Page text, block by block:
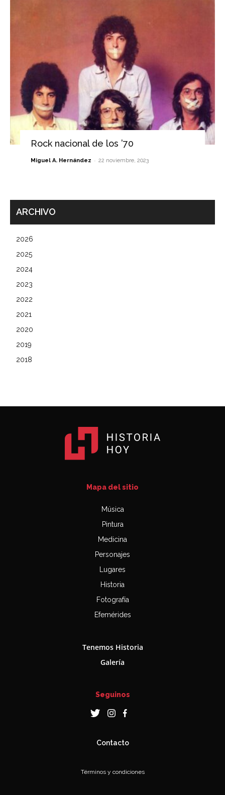
Rock nacional de los ’70
Miguel A. Hernández - 22 noviembre, 2023
ARCHIVO
2026
2025
2024
2023
2022
2021
2020
2019
2018
Mapa del sitio
Música
Pintura
Medicina
Personajes
Lugares
Historia
Fotografía
Efemérides
Tenemos Historia
Galería
Seguinos
Contacto
Términos y condiciones